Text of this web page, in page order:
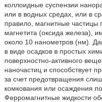
коллоидные суспензии
или в водных средах, или в
правило, магнитные частицы
магнетита (оксида железа),
около 10 нанометров (нм).
в виде осадков в простых
поверхностно-активного
наночастиц и способствует
за счет предотвращения
комкования или осаждения
Ферромагнитные жидкости